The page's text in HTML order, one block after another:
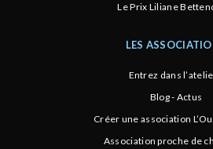
Le Prix Liliane
LES
Entrez dans
Blog - Actus
Créer une association
Association proche de